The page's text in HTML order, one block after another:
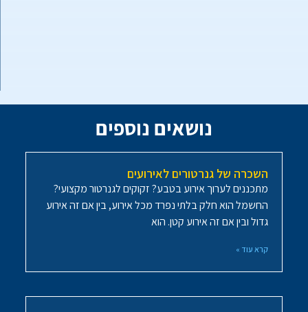
נושאים נוספים
השכרה של גנרטורים לאירועים
מתכננים לערוך אירוע בטבע? זקוקים לגנרטור מקצועי?
החשמל הוא חלק בלתי נפרד מכל אירוע, בין אם זה אירוע
גדול ובין אם זה אירוע קטן. הוא
קרא עוד »